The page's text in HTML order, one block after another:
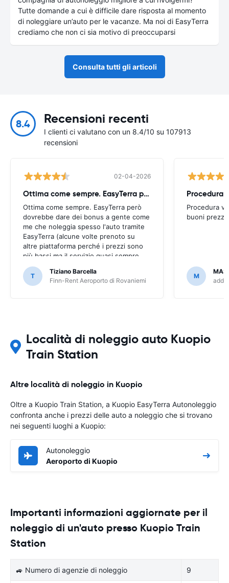
Tutte domande a cui è difficile dare risposta al momento
di noleggiare un’auto per le vacanze. Ma noi di EasyTerra
crediamo che non ci sia motivo di preoccuparsi
Consulta tutti gli articoli
8.4 Recensioni recenti
I clienti ci valutano con un 8.4/10 su 107913
recensioni
02-04-2026
Ottima come sempre. EasyTerra però
Ottima come sempre. EasyTerra però
dovrebbe dare dei bonus a gente come
me che noleggia spesso l'auto tramite
EasyTerra (alcune volte prenoto su
altre piattaforma perché i prezzi sono
più bassi ma il servizio quasi sempre
peggiore tramite piattaforma di
prenotazione (EasyTerra è più semplice
e chiaro)
T
Tiziano Barcella
Finn-Rent Aeroporto di Rovaniemi
Procedura
buoni prezzi.
M
Località di noleggio auto Kuopio
Train Station
Altre località di noleggio in Kuopio
Oltre a Kuopio Train Station, a Kuopio EasyTerra Autonoleggio
confronta anche i prezzi delle auto a noleggio che si trovano
nei seguenti luoghi a Kuopio:
Autonoleggio
Aeroporto di Kuopio
Importanti informazioni aggiornate per il
noleggio di un'auto presso Kuopio Train
Station
🚙 Numero di agenzie di noleggio 9